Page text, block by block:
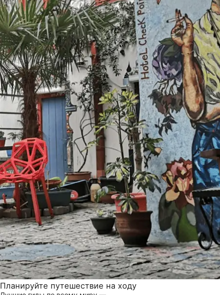
Планируйте путешествие на ходу